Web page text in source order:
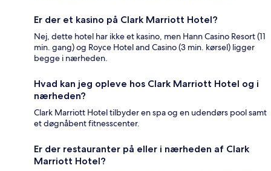
Er der et kasino på Clark Marriott Hotel?
Nej, dette hotel har ikke et kasino, men Hann Casino Resort (11
min. gang) og Royce Hotel and Casino (3 min. kørsel) ligger
begge i nærheden.
Hvad kan jeg opleve hos Clark Marriott Hotel og i
nærheden?
Clark Marriott Hotel tilbyder en spa og en udendørs pool samt
et døgnåbent fitnesscenter.
Er der restauranter på eller i nærheden af Clark
Marriott Hotel?